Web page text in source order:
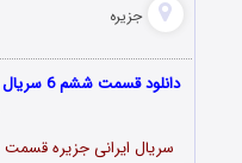
جزیره
سریال ایرانی جزیره قسمت